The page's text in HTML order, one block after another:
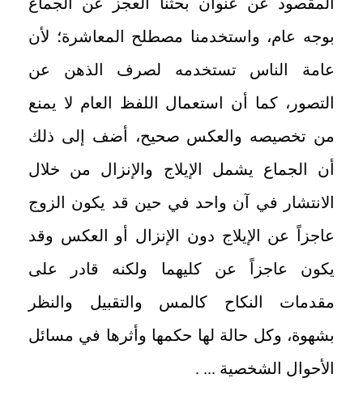
بوجه عام، واستخدمنا مصطلح المعاشرة؛ لأن
عامة الناس تستخدمه لصرف الذهن عن
التصور، كما أن استعمال اللفظ العام لا يمنع
من تخصيصه والعكس صحيح، أضف إلى ذلك
أن الجماع يشمل الإيلاج والإنزال من خلال
الانتشار في آن واحد في حين قد يكون الزوج
عاجزاً عن الإيلاج دون الإنزال أو العكس وقد
يكون عاجزاً عن كليهما ولكنه قادر على
مقدمات النكاح كالمس والتقبيل والنظر
بشهوة، وكل حالة لها حكمها وأثرها في مسائل
الأحوال الشخصية ... .